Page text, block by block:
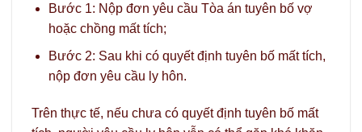
Bước 1: Nộp đơn yêu cầu Tòa án tuyên bố vợ
hoặc chồng mất tích;
Bước 2: Sau khi có quyết định tuyên bố mất tích,
nộp đơn yêu cầu ly hôn.
Trên thực tế, nếu chưa có quyết định tuyên bố mất